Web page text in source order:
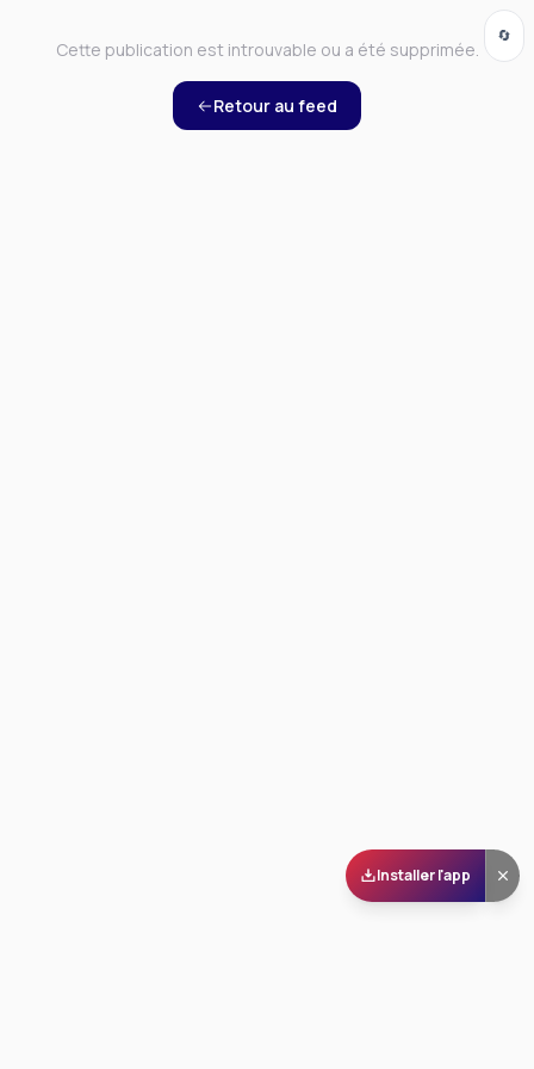
Cette publication est introuvable ou a été supprimée.
Retour au feed
Installer l'app
🔄